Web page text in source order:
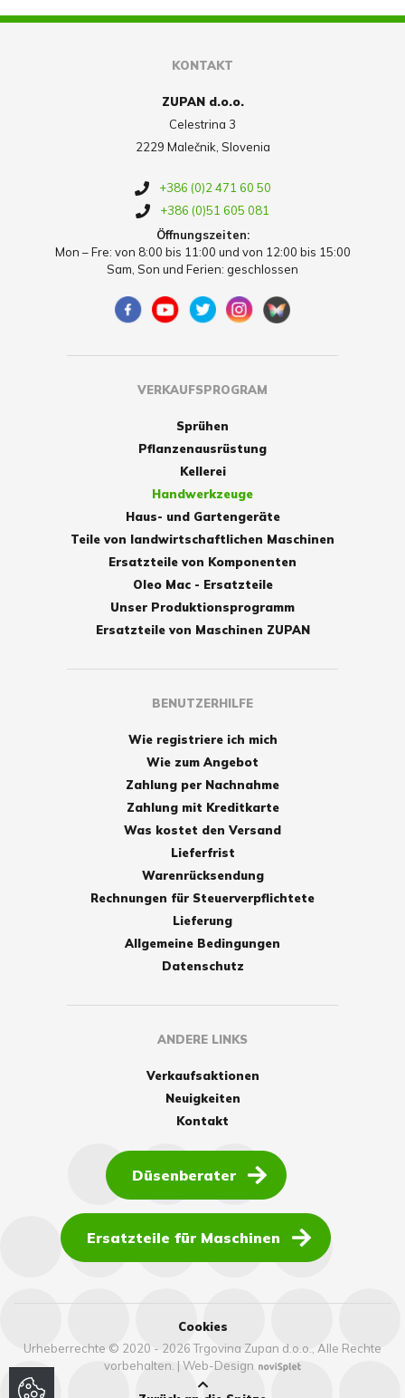
KONTAKT
ZUPAN d.o.o.
Celestrina 3
2229 Malečnik, Slovenia
+386 (0)2 471 60 50
+386 (0)51 605 081
Öffnungszeiten:
Mon – Fre: von 8:00 bis 11:00 und von 12:00 bis 15:00
Sam, Son und Ferien: geschlossen
VERKAUFSPROGRAM
Sprühen
Pflanzenausrüstung
Kellerei
Handwerkzeuge
Haus- und Gartengeräte
Teile von landwirtschaftlichen Maschinen
Ersatzteile von Komponenten
Oleo Mac - Ersatzteile
Unser Produktionsprogramm
Ersatzteile von Maschinen ZUPAN
BENUTZERHILFE
Wie registriere ich mich
Wie zum Angebot
Zahlung per Nachnahme
Zahlung mit Kreditkarte
Was kostet den Versand
Lieferfrist
Warenrücksendung
Rechnungen für Steuerverpflichtete
Lieferung
Allgemeine Bedingungen
Datenschutz
ANDERE LINKS
Verkaufsaktionen
Neuigkeiten
Kontakt
Düsenberater
Ersatzteile für Maschinen
Cookies
Urheberrechte © 2020 - 2026 Trgovina Zupan d.o.o., Alle Rechte
vorbehalten. | Web-Design